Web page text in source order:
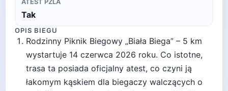
Tak
OPIS BIEGU
Rodzinny Piknik Biegowy „Biała Biega” – 5 km
wystartuje 14 czerwca 2026 roku. Co istotne,
trasa ta posiada oficjalny atest, co czyni ją
łakomym kąskiem dla biegaczy walczących o